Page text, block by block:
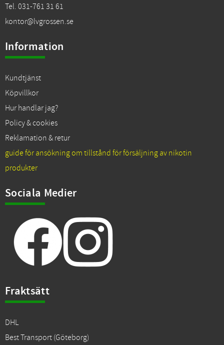
Tel. 031-761 31 61
kontor@lvgrossen.se
Information
Kundtjänst
Köpvillkor
Hur handlar jag?
Policy & cookies
Reklamation & retur
guide för ansökning om tillstånd för försäljning av nikotin
produkter
Sociala Medier
Fraktsätt
DHL
Best Transport (Göteborg)